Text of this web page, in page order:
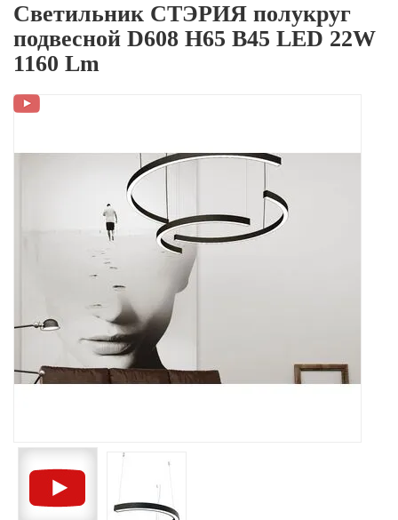
Светильник СТЭРИЯ полукруг
подвесной D608 H65 B45 LED 22W
1160 Lm